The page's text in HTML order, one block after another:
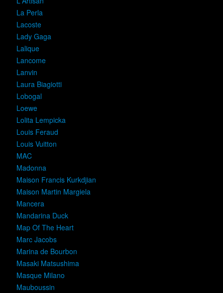
La Perla
Lacoste
Lady Gaga
Lalique
Lancome
Lanvin
Laura Biagiotti
Lobogal
Loewe
Lolita Lempicka
Louis Feraud
Louis Vuitton
MAC
Madonna
Maison Francis Kurkdjian
Maison Martin Margiela
Mancera
Mandarina Duck
Map Of The Heart
Marc Jacobs
Marina de Bourbon
Masaki Matsushima
Masque Milano
Mauboussin